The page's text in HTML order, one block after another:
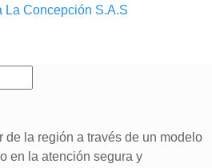
de la región a través de un modelo
en la atención segura y